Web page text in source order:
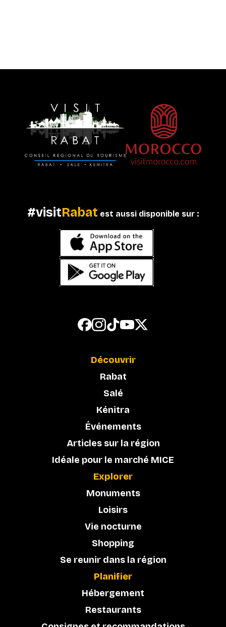
#visitRabat est aussi disponible sur :
Découvrir
Rabat
Salé
Kénitra
Événements
Articles sur la région
Idéale pour le marché MICE
Explorer
Monuments
Loisirs
Vie nocturne
Shopping
Se reunir dans la région
Planifier
Hébergement
Restaurants